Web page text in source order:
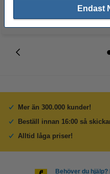
Endast
Mer än 300.000 kunder!
Beställ innan 16:00 så
Alltid låga priser!
Behöver du hjälp?